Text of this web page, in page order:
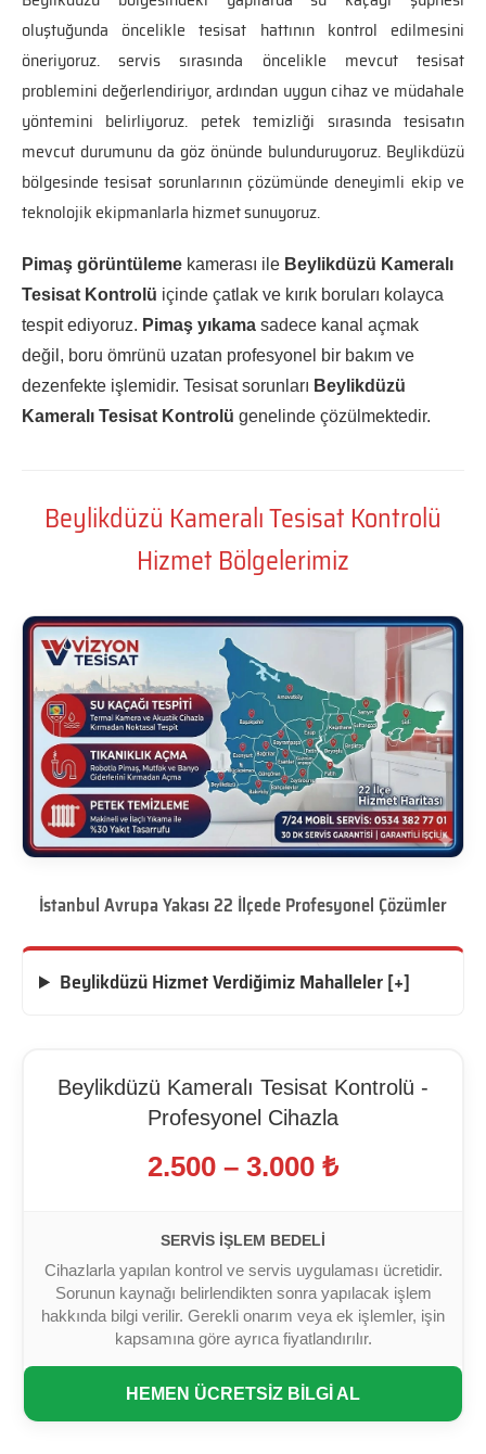
oluştuğunda öncelikle tesisat hattının kontrol edilmesini
öneriyoruz. servis sırasında öncelikle mevcut tesisat
problemini değerlendiriyor, ardından uygun cihaz ve müdahale
yöntemini belirliyoruz. petek temizliği sırasında tesisatın
mevcut durumunu da göz önünde bulunduruyoruz. Beylikdüzü
bölgesinde tesisat sorunlarının çözümünde deneyimli ekip ve
teknolojik ekipmanlarla hizmet sunuyoruz.
Pimaş görüntüleme kamerası ile Beylikdüzü Kameralı
Tesisat Kontrolü içinde çatlak ve kırık boruları kolayca
tespit ediyoruz. Pimaş yıkama sadece kanal açmak
değil, boru ömrünü uzatan profesyonel bir bakım ve
dezenfekte işlemidir. Tesisat sorunları Beylikdüzü
Kameralı Tesisat Kontrolü genelinde çözülmektedir.
Beylikdüzü Kameralı Tesisat Kontrolü
Hizmet Bölgelerimiz
İstanbul Avrupa Yakası 22 İlçede Profesyonel Çözümler
Beylikdüzü Hizmet Verdiğimiz Mahalleler [+]
Beylikdüzü Kameralı Tesisat Kontrolü -
Profesyonel Cihazla
2.500 – 3.000 ₺
SERVIS İŞLEM BEDELI
Cihazlarla yapılan kontrol ve servis uygulaması ücretidir.
Sorunun kaynağı belirlendikten sonra yapılacak işlem
hakkında bilgi verilir. Gerekli onarım veya ek işlemler, işin
kapsamına göre ayrıca fiyatlandırılır.
HEMEN ÜCRETSİZ BİLGİ AL